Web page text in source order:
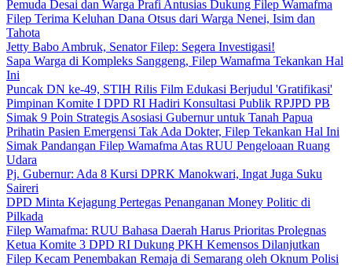
Pemuda Desai dan Warga Prafi Antusias Dukung Filep Wamafma
Filep Terima Keluhan Dana Otsus dari Warga Nenei, Isim dan
Tahota
Jetty Babo Ambruk, Senator Filep: Segera Investigasi!
Sapa Warga di Kompleks Sanggeng, Filep Wamafma Tekankan Hal
Ini
Puncak DN ke-49, STIH Rilis Film Edukasi Berjudul 'Gratifikasi'
Pimpinan Komite I DPD RI Hadiri Konsultasi Publik RPJPD PB
Simak 9 Poin Strategis Asosiasi Gubernur untuk Tanah Papua
Prihatin Pasien Emergensi Tak Ada Dokter, Filep Tekankan Hal Ini
Simak Pandangan Filep Wamafma Atas RUU Pengeloaan Ruang
Udara
Pj. Gubernur: Ada 8 Kursi DPRK Manokwari, Ingat Juga Suku
Saireri
DPD Minta Kejagung Pertegas Penanganan Money Politic di
Pilkada
Filep Wamafma: RUU Bahasa Daerah Harus Prioritas Prolegnas
Ketua Komite 3 DPD RI Dukung PKH Kemensos Dilanjutkan
Filep Kecam Penembakan Remaja di Semarang oleh Oknum Polisi